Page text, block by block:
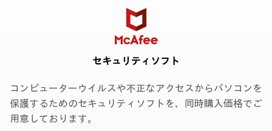
セキュリティソフト
コンピューターウイルスや不正なアクセスからパソコンを
保護するためのセキュリティソフトを、同時購入価格でご
用意しております。